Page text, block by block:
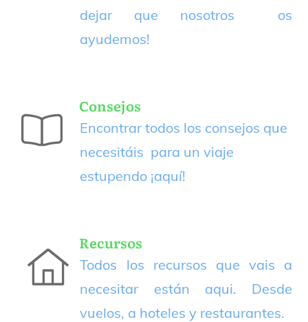
dejar que nosotros os
ayudemos!
Consejos
Encontrar todos los consejos que
necesitáis para un viaje
estupendo ¡aquí!
Recursos
Todos los recursos que vais a
necesitar están aqui. Desde
vuelos, a hoteles y restaurantes.